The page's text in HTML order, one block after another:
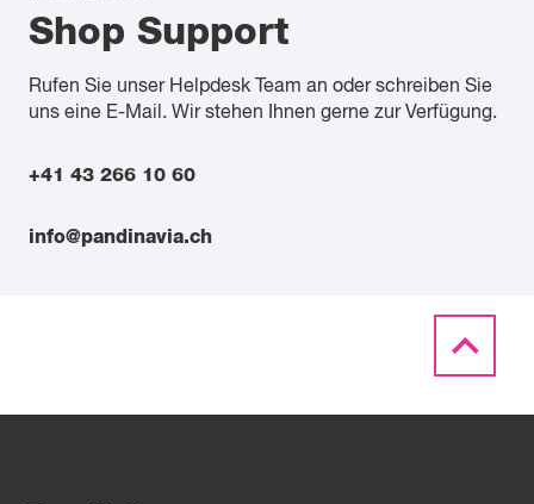
Shop Support
Rufen Sie unser Helpdesk Team an oder schreiben Sie
uns eine E-Mail. Wir stehen Ihnen gerne zur Verfügung.
+41 43 266 10 60
info@pandinavia.ch